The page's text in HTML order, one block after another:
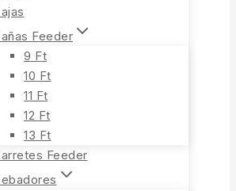
Feeder
9 Ft
10 Ft
11 Ft
12 Ft
13 Ft
Feeder